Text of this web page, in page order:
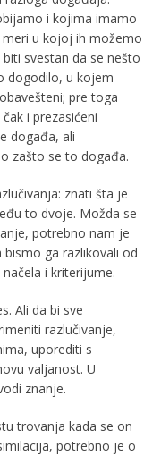
i kojima imamo
u kojoj ih možemo
svestan da se nešto
dogodilo, u kojem
pre toga
i prezasićeni
događa, ali
zašto se to događa.
znati šta je
to dvoje. Možda se
potrebno nam je
ga razlikovali od
i kriterijume.
Ali da bi sve
razlučivanje,
uporediti s
valjanost. U
znanje.
trovanja kada se on
potrebno je o